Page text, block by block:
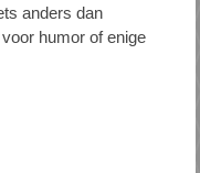
anders dan
humor of enige